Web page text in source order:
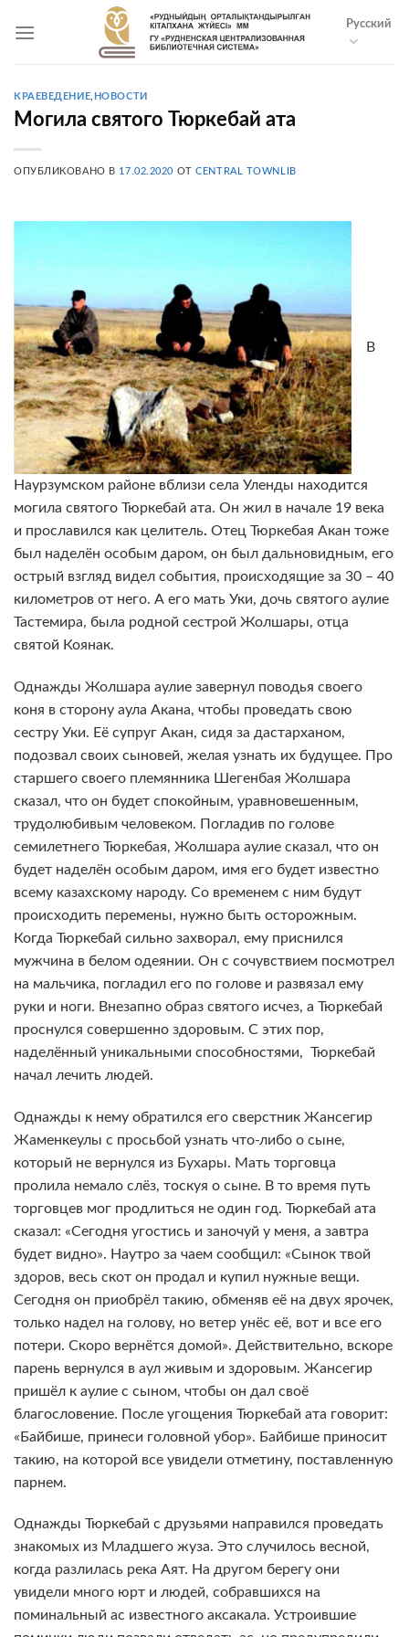
Русский
КРАЕВЕДЕНИЕ НОВОСТИ
Могила святого Тюркебай ата
ОПУБЛИКОВАНО В 17.02.2020 ОТCENTRAL TOWNLIB
В
Наурзумском районе вблизи села Уленды находится
могила святого Тюркебай ата. Он жил в начале 19 века
и прославился как целитель. Отец Тюркебая Акан тоже
был наделён особым даром, он был дальновидным, его
острый взгляд видел события, происходящие за 30 – 40
километров от него. А его мать Уки, дочь святого аулие
Тастемира, была родной сестрой Жолшары, отца
святой Коянак.
Однажды Жолшара аулие завернул поводья своего
коня в сторону аула Акана, чтобы проведать свою
сестру Уки. Её супруг Акан, сидя за дастарханом,
подозвал своих сыновей, желая узнать их будущее. Про
старшего своего племянника Шегенбая Жолшара
сказал, что он будет спокойным, уравновешенным,
трудолюбивым человеком. Погладив по голове
семилетнего Тюркебая, Жолшара аулие сказал, что он
будет наделён особым даром, имя его будет известно
всему казахскому народу. Со временем с ним будут
происходить перемены, нужно быть осторожным.
Когда Тюркебай сильно захворал, ему приснился
мужчина в белом одеянии. Он с сочувствием посмотрел
на мальчика, погладил его по голове и развязал ему
руки и ноги. Внезапно образ святого исчез, а Тюркебай
проснулся совершенно здоровым. С этих пор,
наделённый уникальными способностями, Тюркебай
начал лечить людей.
Однажды к нему обратился его сверстник Жансегир
Жаменкеулы с просьбой узнать что-либо о сыне,
который не вернулся из Бухары. Мать торговца
пролила немало слёз, тоскуя о сыне. В то время путь
торговцев мог продлиться не один год. Тюркебай ата
сказал: «Сегодня угостись и заночуй у меня, а завтра
будет видно». Наутро за чаем сообщил: «Сынок твой
здоров, весь скот он продал и купил нужные вещи.
Сегодня он приобрёл такию, обменяв её на двух ярочек,
только надел на голову, но ветер унёс её, вот и все его
потери. Скоро вернётся домой». Действительно, вскоре
парень вернулся в аул живым и здоровым. Жансегир
пришёл к аулие с сыном, чтобы он дал своё
благословение. После угощения Тюркебай ата говорит:
«Байбише, принеси головной убор». Байбише приносит
такию, на которой все увидели отметину, поставленную
парнем.
Однажды Тюркебай с друзьями направился проведать
знакомых из Младшего жуза. Это случилось весной,
когда разлилась река Аят. На другом берегу они
увидели много юрт и людей, собравшихся на
поминальный ас известного аксакала. Устроившие